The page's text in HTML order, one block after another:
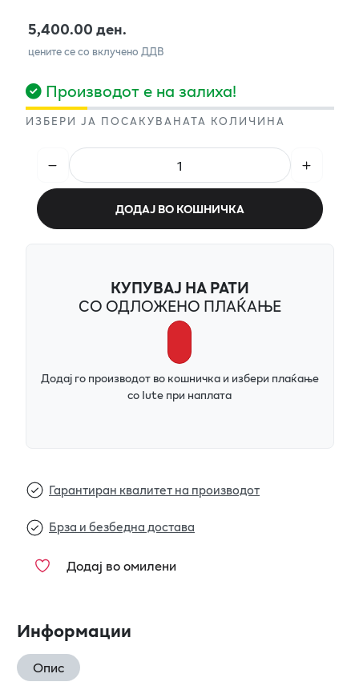
5,400.00 ден.
цените се со вклучено ДДВ
Производот е на залиха!
ИЗБЕРИ ЈА ПОСАКУВАНАТА КОЛИЧИНА
ДОДАЈ ВО КОШНИЧКА
КУПУВАЈ НА РАТИ
СО ОДЛОЖЕНО ПЛАЌАЊЕ
Додај го производот во кошничка и избери плаќање
со Iute при наплата
Гарантиран квалитет на производот
Брза и безбедна достава
Додај во омилени
Информации
Опис